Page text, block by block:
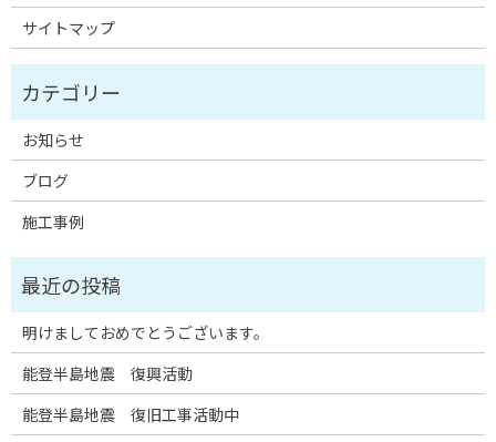
サイトマップ
お知らせ
ブログ
施工事例
明けましておめでとうございます。
能登半島地震 復興活動
能登半島地震 復旧工事活動中